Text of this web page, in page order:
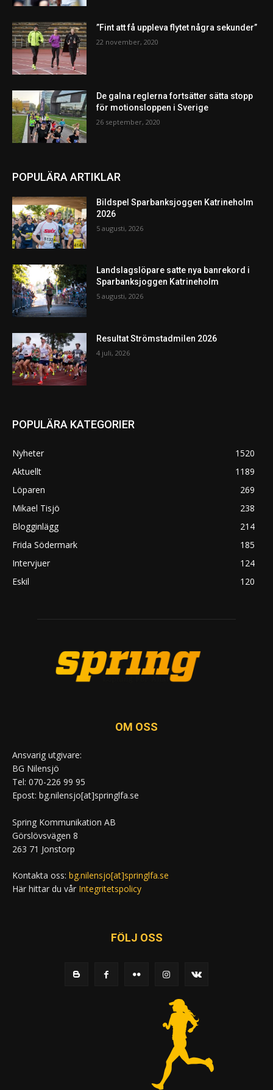
”Fint att få uppleva flytet några sekunder”
22 november, 2020
De galna reglerna fortsätter sätta stopp
för motionsloppen i Sverige
26 september, 2020
POPULÄRA ARTIKLAR
Bildspel Sparbanksjoggen Katrineholm
2026
5 augusti, 2026
Landslagslöpare satte nya banrekord i
Sparbanksjoggen Katrineholm
5 augusti, 2026
Resultat Strömstadmilen 2026
4 juli, 2026
POPULÄRA KATEGORIER
Nyheter
1520
Aktuellt
1189
Löparen
269
Mikael Tisjö
238
Blogginlägg
214
Frida Södermark
185
Intervjuer
124
Eskil
120
OM OSS
Ansvarig utgivare:
BG Nilensjö
Tel: 070-226 99 95
Epost: bg.nilensjo[at]springlfa.se
Spring Kommunikation AB
Görslövsvägen 8
263 71 Jonstorp
Kontakta oss: bg.nilensjo[at]springlfa.se
Här hittar du vår Integritetspolicy
FÖLJ OSS